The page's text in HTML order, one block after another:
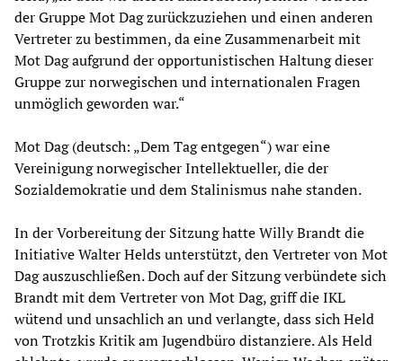
der Gruppe Mot Dag zurückzuziehen und einen anderen
Vertreter zu bestimmen, da eine Zusammenarbeit mit
Mot Dag aufgrund der opportunistischen Haltung dieser
Gruppe zur norwegischen und internationalen Fragen
unmöglich geworden war.“
Mot Dag (deutsch: „Dem Tag entgegen“) war eine
Vereinigung norwegischer Intellektueller, die der
Sozialdemokratie und dem Stalinismus nahe standen.
In der Vorbereitung der Sitzung hatte Willy Brandt die
Initiative Walter Helds unterstützt, den Vertreter von Mot
Dag auszuschließen. Doch auf der Sitzung verbündete sich
Brandt mit dem Vertreter von Mot Dag, griff die IKL
wütend und unsachlich an und verlangte, dass sich Held
von Trotzkis Kritik am Jugendbüro distanziere. Als Held